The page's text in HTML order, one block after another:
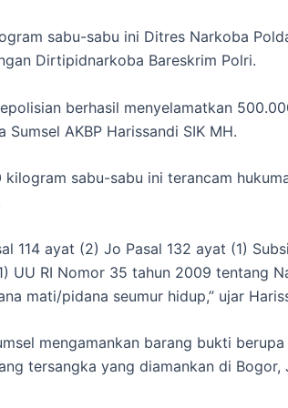
sabu-sabu ini Ditres Narkoba
Dirtipidnarkoba Bareskrim Polri.
berhasil menyelamatkan
AKBP Harissandi SIK MH.
sabu-sabu ini terancam
114 ayat (2) Jo Pasal 132 ayat (1)
UU RI Nomor 35 tahun 2009 tentang
mati/pidana seumur hidup,” ujar
mengamankan barang bukti
tersangka yang diamankan di Bogor,